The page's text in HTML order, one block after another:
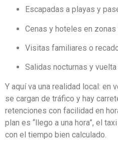
Escapadas a playas y
Cenas y hoteles en zonas
Visitas familiares o
Salidas nocturnas y
Y aquí va una realidad local: en
se cargan de tráfico y hay
retenciones con facilidad en
plan es “llego a una hora”, el
con el tiempo bien calculado.